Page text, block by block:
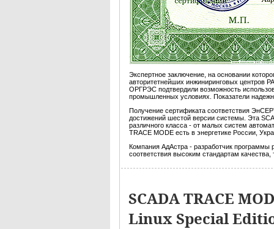
Экспертное заключение, на основании
авторитетнейших инжиниринговых центров
ОРГРЭС подтвердили возможность
промышленных условиях. Показатели
Получение сертификата соответствия
достижений шестой версии системы. Эта
различного класса - от малых систем
TRACE MODE есть в энергетике России,
Компания АдАстра - разработчик программы
соответствия высоким стандартам
SCADA TRACE
Linux Special